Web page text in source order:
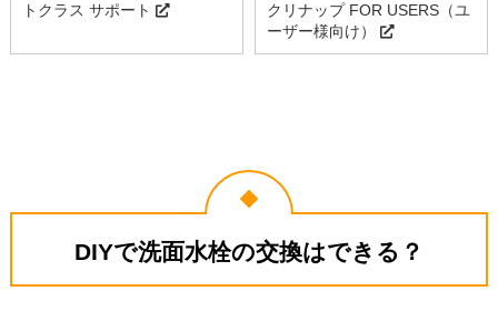
トクラス サポート
クリナップ FOR USERS（ユ
ーザー様向け）
DIYで洗面水栓の交換はできる？